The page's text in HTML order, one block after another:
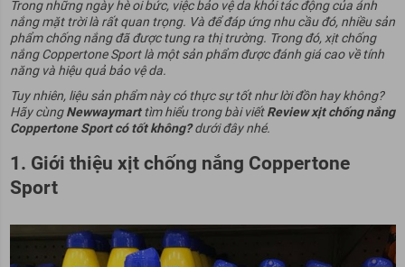
Trong những ngày hè oi bức, việc bảo vệ da khỏi tác động của ánh
nắng mặt trời là rất quan trọng. Và để đáp ứng nhu cầu đó, nhiều sản
phẩm chống nắng đã được tung ra thị trường. Trong đó, xịt chống
nắng Coppertone Sport là một sản phẩm được đánh giá cao về tính
năng và hiệu quả bảo vệ da.
Tuy nhiên, liệu sản phẩm này có thực sự tốt như lời đồn hay không?
Hãy cùngNewwaymarttìm hiểu trong bài viếtReview xịt chống nắng
Coppertone Sport có tốt không?dưới đây nhé.
1. Giới thiệu xịt chống nắng Coppertone
Sport